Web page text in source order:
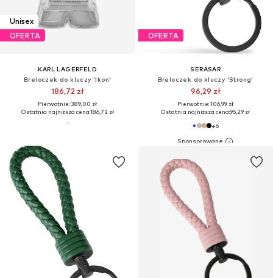
Unisex
OFERTA
KARL LAGERFELD
Breloczek do kluczy 'Ikon'
186,72 zł
Pierwotnie: 389,00 zł
Ostatnia najniższa cena:186,72 zł
OFERTA
SERASAR
Breloczek do kluczy 'Strong'
96,29 zł
Pierwotnie: 106,99 zł
Ostatnia najniższa cena:96,29 zł
+6